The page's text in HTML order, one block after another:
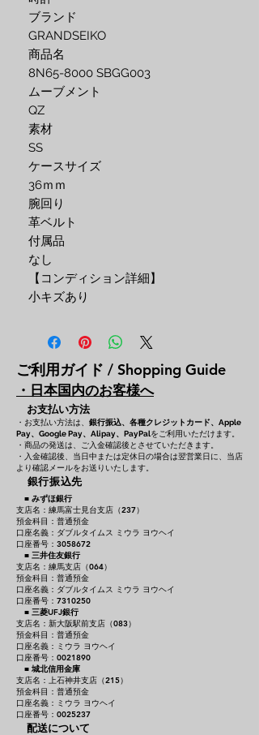
ブランド
GRANDSEIKO
商品名
8N65-8000 SBGG003
ムーブメント
QZ
素材
SS
ケースサイズ
36ｍｍ
腕回り
革ベルト
付属品
なし
【コンディション詳細】
小キズあり
ご利用ガイド / Shopping Guide
・日本国内のお客様へ
お支払い方法
・お支払い方法は、 銀行振込、各種クレジットカード、 Apple
Pay、Google Pay、Alipay、PayPalをご利用いただけます。
・商品の発送は、ご入金確認後とさせていただきます。
・入金確認後、当日中または定休日の場合は翌営業日に、当店
より確認メールをお送りいたします。
銀行振込先
■ みずほ銀行
支店名：練馬富士見台支店（237）
預金科目：普通預金
口座名義：ダブルタイムス ミウラ ヨウヘイ
口座番号：3058672
■ 三井住友銀行
支店名：練馬支店（064）
預金科目：普通預金
口座名義：ダブルタイムス ミウラ ヨウヘイ
口座番号：7310250
■ 三菱UFJ銀行
支店名：新大阪駅前支店（083）
預金科目：普通預金
口座名義：ミウラ ヨウヘイ
口座番号：0021890
■ 城北信用金庫
支店名：上石神井支店（215）
預金科目：普通預金
口座名義：ミウラ ヨウヘイ
口座番号：0025237
配送について